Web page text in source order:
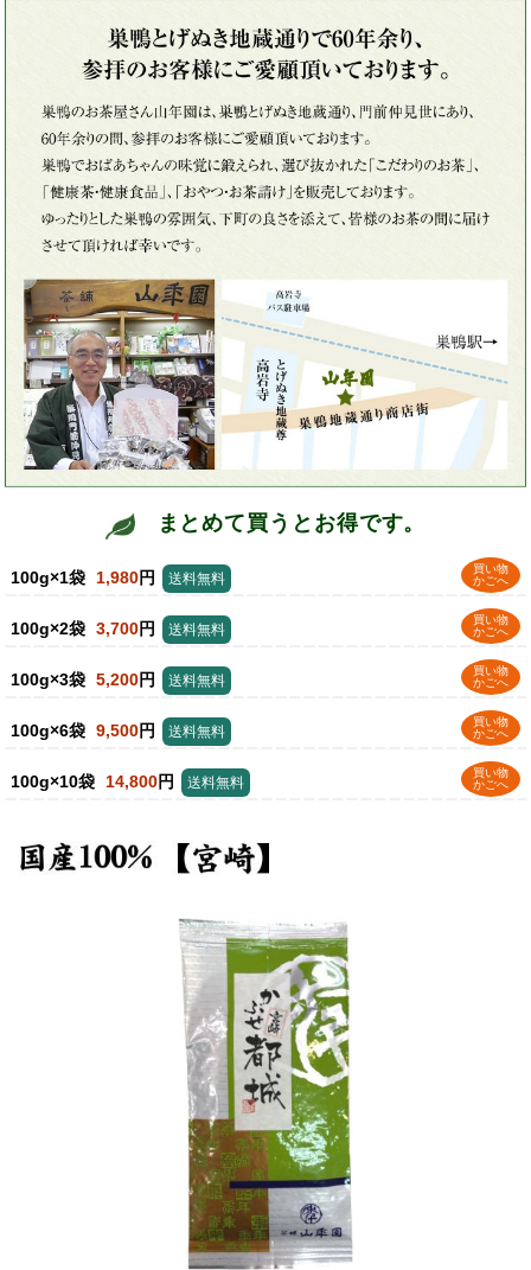
まとめて買うとお得です。
100g×1袋 1,980円
買い物
かごへ
送料無料
100g×2袋 3,700円
買い物
かごへ
送料無料
100g×3袋 5,200円
買い物
かごへ
送料無料
100g×6袋 9,500円
買い物
かごへ
送料無料
100g×10袋 14,800円
買い物
かごへ
送料無料